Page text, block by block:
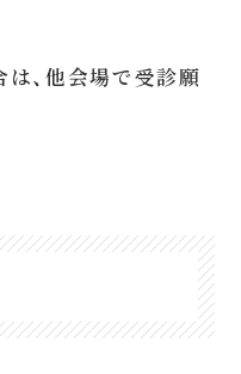
、他会場で受診願